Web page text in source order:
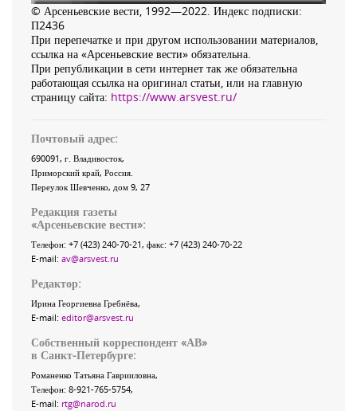
© Арсеньевские вести, 1992—2022. Индекс подписки:
П2436
При перепечатке и при другом использовании материалов,
ссылка на «Арсеньевские вести» обязательна.
При републикации в сети интернет так же обязательна
работающая ссылка на оригинал статьи, или на главную
страницу сайта: https://www.arsvest.ru/
Почтовый адрес:
690091, г. Владивосток,
Приморский край, Россия.
Переулок Шевченко, дом 9, 27
Редакция газеты
«Арсеньевские вести»:
Телефон: +7 (423) 240-70-21, факс: +7 (423) 240-70-22
E-mail: av@arsvest.ru
Редактор:
Ирина Георгиевна Гребнёва,
E-mail: editor@arsvest.ru
Собственный корреспондент «АВ»
в Санкт-Петербурге:
Романенко Татьяна Гаврииловна,
Телефон: 8-921-765-5754,
E-mail: rtg@narod.ru